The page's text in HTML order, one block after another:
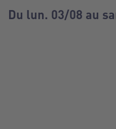
Du lun. 03/08 au